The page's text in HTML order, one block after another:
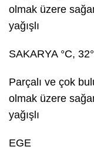
olmak üzere
yağışlı
SAKARYA °C,
Parçalı ve çok
olmak üzere
yağışlı
EGE